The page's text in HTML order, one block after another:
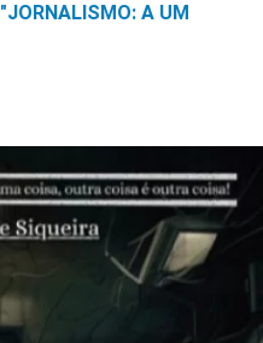
"JORNALISMO: A UM